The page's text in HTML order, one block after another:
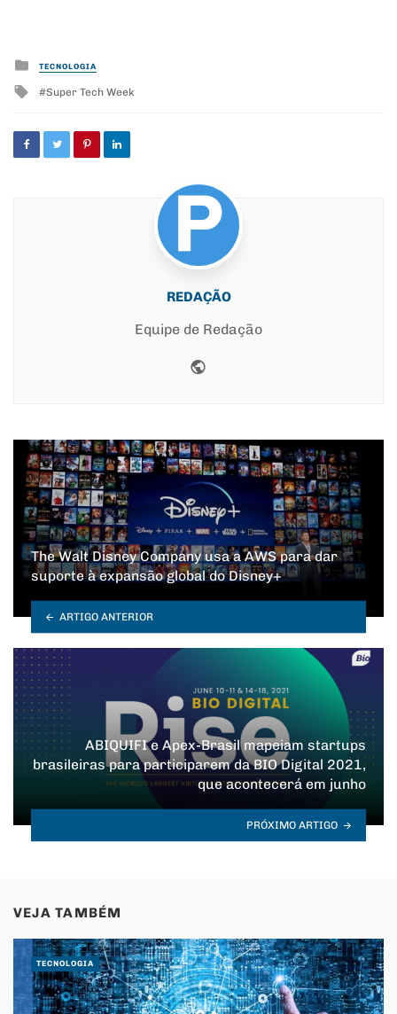
Posted
in
TECNOLOGIA
Tagged
Super Tech Week
REDAÇÃO
Equipe de Redação
The Walt Disney Company usa a AWS para dar
suporte à expansão global do Disney+
ARTIGO ANTERIOR
ABIQUIFI e Apex-Brasil mapeiam startups
brasileiras para participarem da BIO Digital 2021,
que acontecerá em junho
PRÓXIMO ARTIGO
VEJA TAMBÉM
TECNOLOGIA